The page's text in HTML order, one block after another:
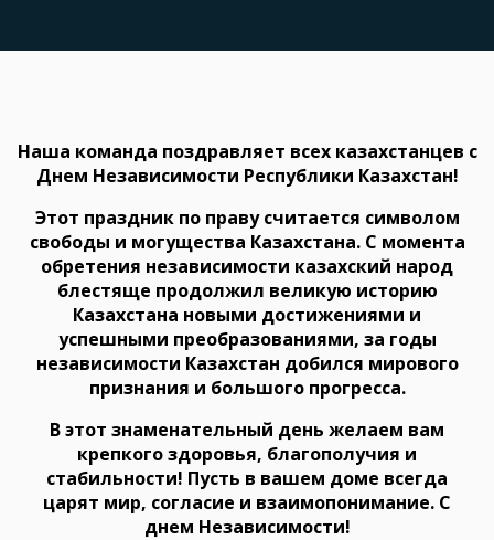
Наша команда поздравляет всех казахстанцев с
Днем Независимости Республики Казахстан!
Этот праздник по праву считается символом
свободы и могущества Казахстана. С момента
обретения независимости казахский народ
блестяще продолжил великую историю
Казахстана новыми достижениями и
успешными преобразованиями, за годы
независимости Казахстан добился мирового
признания и большого прогресса.
В этот знаменательный день желаем вам
крепкого здоровья, благополучия и
стабильности! Пусть в вашем доме всегда
царят мир, согласие и взаимопонимание. С
днем Независимости!